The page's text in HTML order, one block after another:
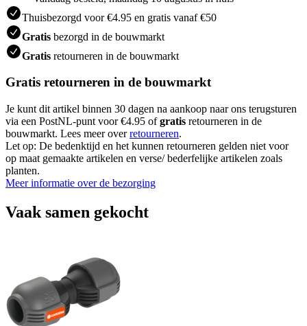
Thuisbezorgd voor €4.95 en gratis vanaf €50
Gratis bezorgd in de bouwmarkt
Gratis retourneren in de bouwmarkt
Gratis retourneren in de bouwmarkt
Je kunt dit artikel binnen 30 dagen na aankoop naar ons terugsturen
via een PostNL-punt voor €4.95 ofgratis retourneren in de
bouwmarkt. Lees meer overretourneren.
Let op: De bedenktijd en het kunnen retourneren gelden niet voor
op maat gemaakte artikelen en verse/ bederfelijke artikelen zoals
planten.
Meer informatie over de bezorging
Vaak samen gekocht